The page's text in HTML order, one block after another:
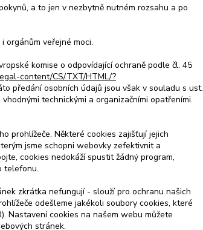
a to jen v nezbytně nutném rozsahu a po
orgánům veřejné moci.
komise o odpovídající ochraně podle čl. 45
content/CS/TXT/HTML/?
předání osobních údajů jsou však v souladu s ust.
technickými a organizačními opatřeními.
prohlížeče. Některé cookies zajišťují jejich
jsme schopni webovky zefektivnit a
cookies nedokáží spustit žádný program,
telefonu.
zkrátka nefungují - slouží pro ochranu našich
odešleme jakékoli soubory cookies, které
Nastavení cookies na našem webu můžete
stránek.